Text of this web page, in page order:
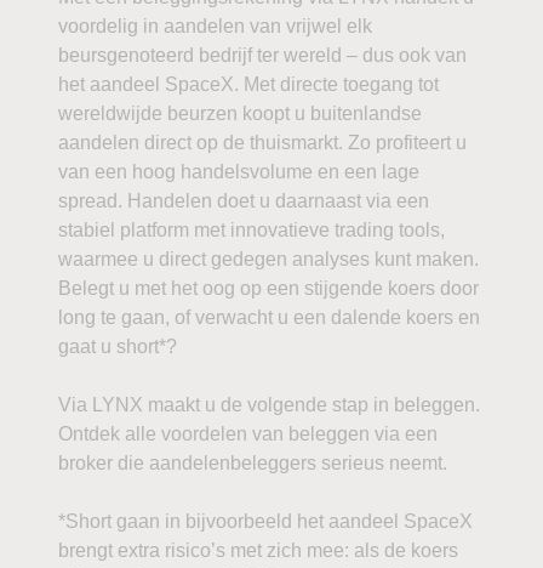
voordelig in aandelen van vrijwel elk
beursgenoteerd bedrijf ter wereld – dus ook van
het aandeel SpaceX. Met directe toegang tot
wereldwijde beurzen koopt u buitenlandse
aandelen direct op de thuismarkt. Zo profiteert u
van een hoog handelsvolume en een lage
spread. Handelen doet u daarnaast via een
stabiel platform met innovatieve trading tools,
waarmee u direct gedegen analyses kunt maken.
Belegt u met het oog op een stijgende koers door
long te gaan, of verwacht u een dalende koers en
gaat u short*?
Via LYNX maakt u de volgende stap in beleggen.
Ontdek alle voordelen van beleggen via een
broker die aandelenbeleggers serieus neemt.
*Short gaan in bijvoorbeeld het aandeel SpaceX
brengt extra risico’s met zich mee: als de koers